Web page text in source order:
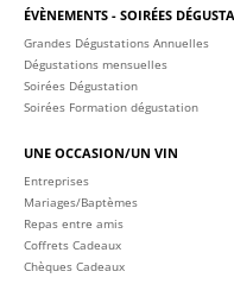
ÉVÈNEMENTS - SOIRÉES
Grandes Dégustations Annuelles
Dégustations mensuelles
Soirées Dégustation
Soirées Formation dégustation
UNE OCCASION/UN VIN
Entreprises
Mariages/Baptèmes
Repas entre amis
Coffrets Cadeaux
Chèques Cadeaux